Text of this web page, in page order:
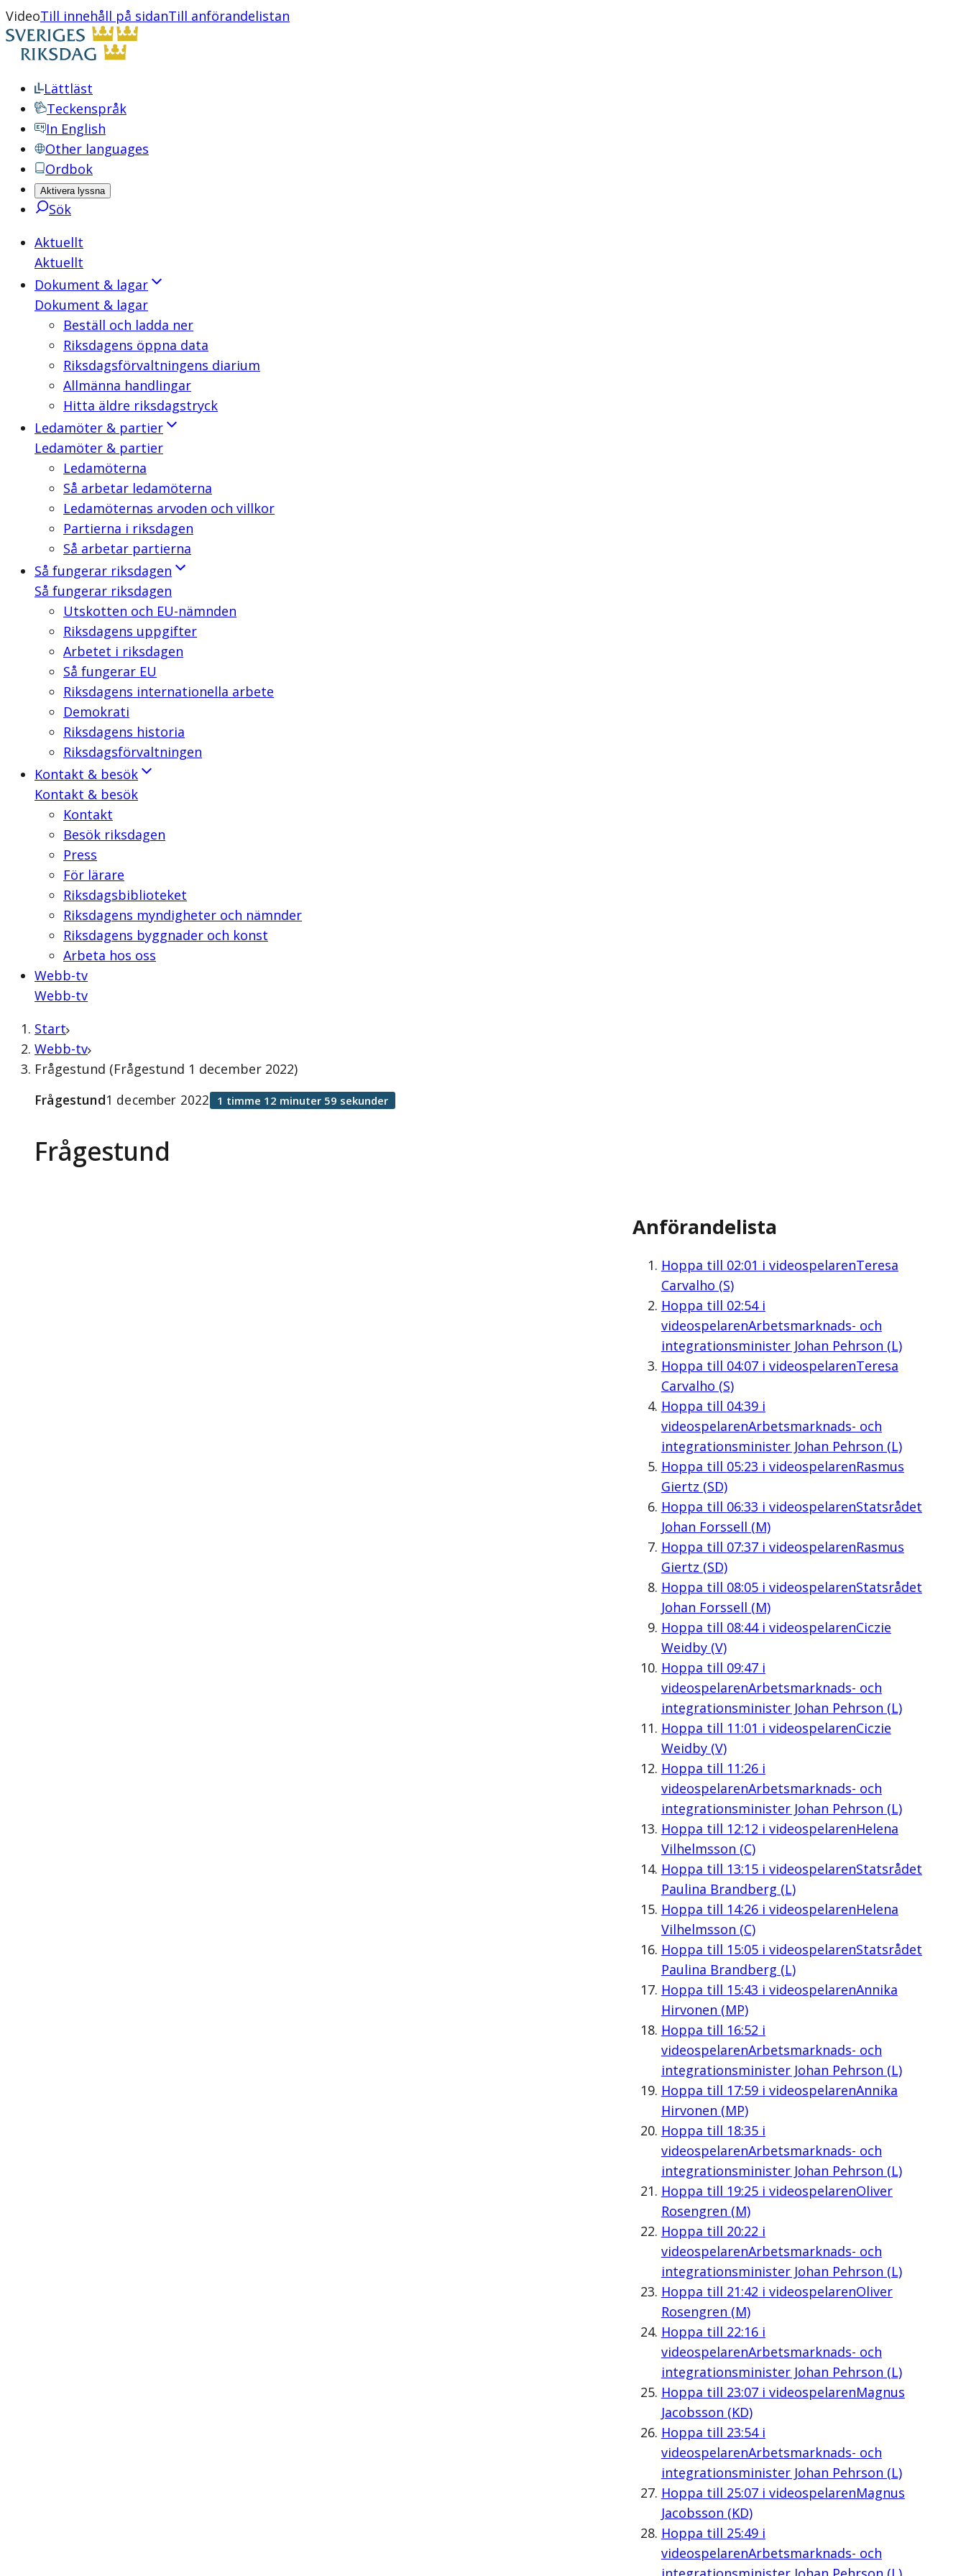
VideoTill innehåll på sidanTill anförandelistan
Lättläst
Teckenspråk
In English
Other languages
Ordbok
Aktivera lyssna
Sök
Aktuellt
Aktuellt
Dokument & lagar
Dokument & lagar
Beställ och ladda ner
Riksdagens öppna data
Riksdagsförvaltningens diarium
Allmänna handlingar
Hitta äldre riksdagstryck
Ledamöter & partier
Ledamöter & partier
Ledamöterna
Så arbetar ledamöterna
Ledamöternas arvoden och villkor
Partierna i riksdagen
Så arbetar partierna
Så fungerar riksdagen
Så fungerar riksdagen
Utskotten och EU-nämnden
Riksdagens uppgifter
Arbetet i riksdagen
Så fungerar EU
Riksdagens internationella arbete
Demokrati
Riksdagens historia
Riksdagsförvaltningen
Kontakt & besök
Kontakt & besök
Kontakt
Besök riksdagen
Press
För lärare
Riksdagsbiblioteket
Riksdagens myndigheter och nämnder
Riksdagens byggnader och konst
Arbeta hos oss
Webb-tv
Webb-tv
Start
Webb-tv
Frågestund (Frågestund 1 december 2022)
Frågestund
Frågestund1 december 2022 1 timme 12 minuter 59 sekunder
Anförandelista
Hoppa till 02:01 i videospelarenTeresa
Carvalho (S)
Hoppa till 02:54i
videospelarenArbetsmarknads- och
integrationsminister Johan Pehrson (L)
Hoppa till 04:07i videospelarenTeresa
Carvalho (S)
Hoppa till 04:39i
videospelarenArbetsmarknads- och
integrationsminister Johan Pehrson (L)
Hoppa till 05:23 i videospelarenRasmus
Giertz (SD)
Hoppa till 06:33 i videospelarenStatsrådet
Johan Forssell (M)
Hoppa till 07:37i videospelarenRasmus
Giertz (SD)
Hoppa till 08:05i videospelarenStatsrådet
Johan Forssell (M)
Hoppa till 08:44i videospelarenCiczie
Weidby (V)
Hoppa till 09:47i
videospelarenArbetsmarknads- och
integrationsminister Johan Pehrson (L)
Hoppa till 11:01 i videospelarenCiczie
Weidby (V)
Hoppa till 11:26i
videospelarenArbetsmarknads- och
integrationsminister Johan Pehrson (L)
Hoppa till 12:12 i videospelarenHelena
Vilhelmsson (C)
Hoppa till 13:15i videospelarenStatsrådet
Paulina Brandberg (L)
Hoppa till 14:26i videospelarenHelena
Vilhelmsson (C)
Hoppa till 15:05i videospelarenStatsrådet
Paulina Brandberg (L)
Hoppa till 15:43 i videospelarenAnnika
Hirvonen (MP)
Hoppa till 16:52 i
videospelarenArbetsmarknads- och
integrationsminister Johan Pehrson (L)
Hoppa till 17:59i videospelarenAnnika
Hirvonen (MP)
Hoppa till 18:35i
videospelarenArbetsmarknads- och
integrationsminister Johan Pehrson (L)
Hoppa till 19:25i videospelarenOliver
Rosengren (M)
Hoppa till 20:22 i
videospelarenArbetsmarknads- och
integrationsminister Johan Pehrson (L)
Hoppa till 21:42 i videospelarenOliver
Rosengren (M)
Hoppa till 22:16i
videospelarenArbetsmarknads- och
integrationsminister Johan Pehrson (L)
Hoppa till 23:07i videospelarenMagnus
Jacobsson (KD)
Hoppa till 23:54i
videospelarenArbetsmarknads- och
integrationsminister Johan Pehrson (L)
Hoppa till 25:07i videospelarenMagnus
Jacobsson (KD)
Hoppa till 25:49i
videospelarenArbetsmarknads- och